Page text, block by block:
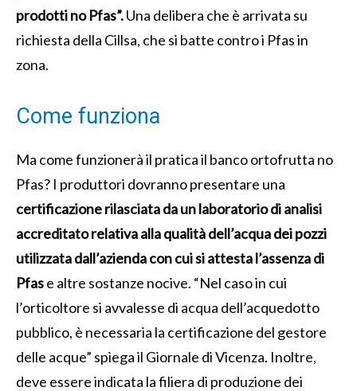
prodotti no Pfas”.Una delibera che è arrivata su
richiesta della Cillsa, che si batte contro i Pfas in
zona.
Come funziona
Ma come funzionerà il pratica il banco ortofrutta no
Pfas? I produttori dovranno presentare una
certificazione rilasciata da un laboratorio di analisi
accreditato relativa alla qualità dell’acqua dei pozzi
utilizzata dall’azienda con cui si attesta l’assenza di
Pfase altre sostanze nocive. “Nel caso in cui
l’orticoltore si avvalesse di acqua dell’acquedotto
pubblico, è necessaria la certificazione del gestore
delle acque” spiega il Giornale di Vicenza. Inoltre,
deve essere indicata la filiera di produzione dei